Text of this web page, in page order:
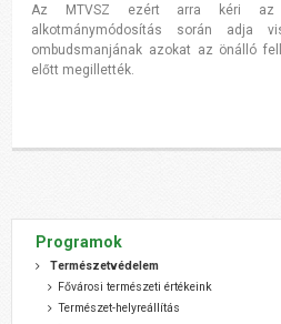
Az MTVSZ ezért arra kéri az
alkotmánymódosítás során adja
ombudsmanjának azokat az önálló
előtt megillették.
Programok
Természetvédelem
Fővárosi természeti értékeink
Természet-helyreállítás